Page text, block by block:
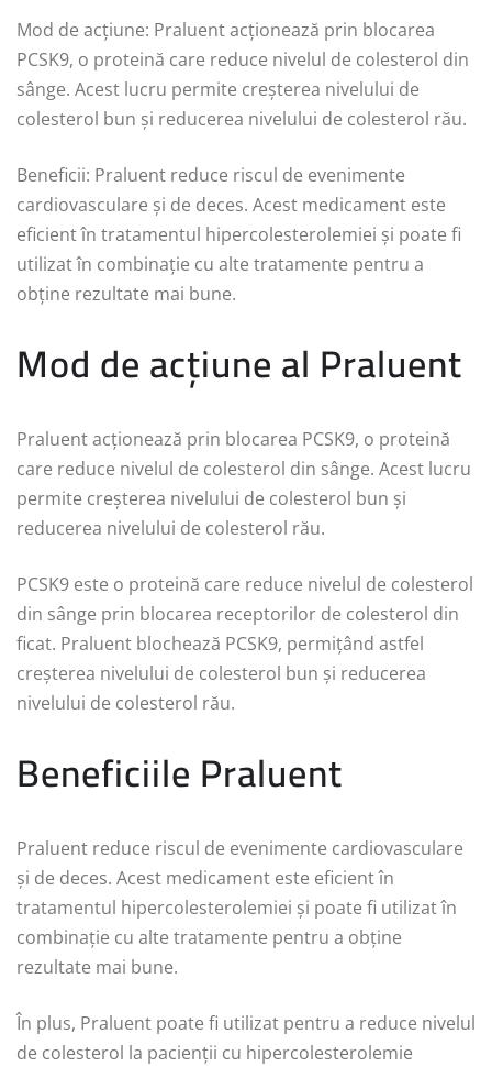
Mod de acțiune: Praluent acționează prin blocarea
PCSK9, o proteină care reduce nivelul de colesterol din
sânge. Acest lucru permite creșterea nivelului de
colesterol bun și reducerea nivelului de colesterol rău.
Beneficii: Praluent reduce riscul de evenimente
cardiovasculare și de deces. Acest medicament este
eficient în tratamentul hipercolesterolemiei și poate fi
utilizat în combinație cu alte tratamente pentru a
obține rezultate mai bune.
Mod de acțiune al Praluent
Praluent acționează prin blocarea PCSK9, o proteină
care reduce nivelul de colesterol din sânge. Acest lucru
permite creșterea nivelului de colesterol bun și
reducerea nivelului de colesterol rău.
PCSK9 este o proteină care reduce nivelul de colesterol
din sânge prin blocarea receptorilor de colesterol din
ficat. Praluent blochează PCSK9, permițând astfel
creșterea nivelului de colesterol bun și reducerea
nivelului de colesterol rău.
Beneficiile Praluent
Praluent reduce riscul de evenimente cardiovasculare
și de deces. Acest medicament este eficient în
tratamentul hipercolesterolemiei și poate fi utilizat în
combinație cu alte tratamente pentru a obține
rezultate mai bune.
În plus, Praluent poate fi utilizat pentru a reduce nivelul
de colesterol la pacienții cu hipercolesterolemie